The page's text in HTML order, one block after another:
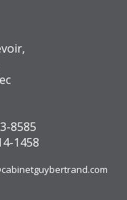
8585
1458